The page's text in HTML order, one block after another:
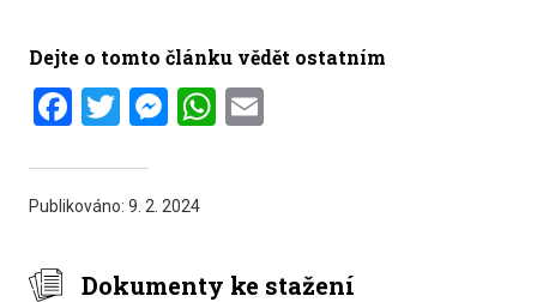
Dejte o tomto článku vědět ostatním
Facebook
Twitter
Messenger
WhatsApp
Publikováno: 9. 2. 2024
Dokumenty ke stažení